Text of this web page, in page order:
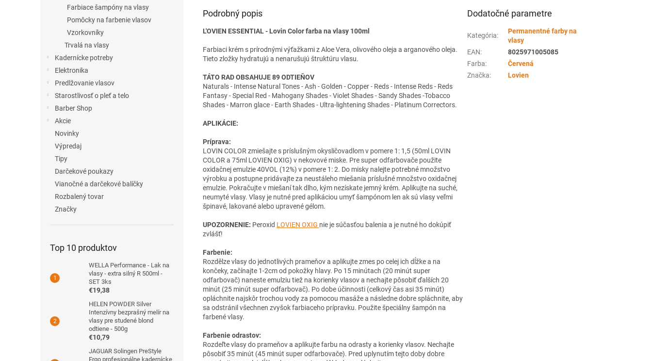
Farbiace šampóny na vlasy
Pomôcky na farbenie vlasov
Vzorkovníky
Trvalá na vlasy
Kadernícke potreby
Elektronika
Predlžovanie vlasov
Starostlivosť o pleť a telo
Barber Shop
Akcie
Novinky
Výpredaj
Tipy
Darčekové poukazy
Vianočné a darčekové balíčky
Rozbalený tovar
Značky
Top 10 produktov
WELLA Performance - Lak na
vlasy - extra silný R 500ml -
SET 3ks
€19,38
HELEN POWDER Silver
Intenzívny bezprašný melír na
vlasy pre studené blond
odtiene - 500g
€10,79
JAGUAR Solingen PreStyle
Ergo profesionálne kadernícke
Podrobný popis
L'OVIEN ESSENTIAL - Lovin Color farba na vlasy 100ml
Farbiaci krém s prírodnými výťažkami z Aloe Vera, olivového oleja a arganového oleja.
Tieto zložky hydratujú a nenarušujú štruktúru vlasu.
TÁTO RAD OBSAHUJE 89 ODTIEŇOV
Naturals - Intense Natural Tones - Ash - Golden - Copper - Reds - Intense Reds - Reds
Fantasy - Special Red - Mahogany Shades - Violet Shades - Sandy Shades -Tobacco
Shades - Marron glace - Earth Shades - Ultra-lightening Shades - Platinum Correctors.
APLIKÁCIE:
Príprava:
LOVIN COLOR zmiešajte s príslušným okysličovadlom v pomere 1: 1,5 (50ml LOVIN
COLOR a 75ml LOVIEN OXIG) v nekovové miske. Pre super odfarbovače použite
oxidačnej emulzie 40VOL (12%) v pomere 1: 2. Do misky nalejte potrebné množstvo
výrobku a postupne pridávajte za neustáleho miešania príslušné množstvo oxidačnej
emulzie. Pokračujte v miešaní tak dlho, kým nezískate jemný krém. Aplikujte na suché,
neumyté vlasy. Vlasy je nutné pred aplikáciou umyť šampónom len ak sú vlasy veľmi
špinavé, lakované alebo upravené gélom.
UPOZORNENIE: Peroxid LOVIEN OXIG nie je súčasťou balenia a je nutné ho dokúpiť
zvlášť!
Farbenie:
Rozdělze vlasy do jednotlivých prameňov a aplikujte zmes po celej ich dĺžke a na
končeky, začínajte 1-2cm od pokožky hlavy. Po 15 minútach (20 minút super
odfarbovač) naneste emulziu tiež na korienky vlasov a nechajte pôsobiť ďalších 20
minút (25 minút super odfarbovač). Po dobe účinnosti (celkový čas asi 35 minút)
opláchnite najskôr trochou vody za pomocou masáže a následne dobre spláchnite, aby
sa odstránil všechnen zvyšok farbiaceho prípravku. Použite špeciálny šampón na
farbené vlasy.
Farbenie odrastov:
Rozdeľte vlasy do prameňov a aplikujte farbu na odrasty a korienky vlasov. Nechajte
pôsobiť 35 minút (45 minút super odfarbovače). Pred uplynutím tejto doby dobre
Dodatočné parametre
Kategória:
Permanentné farby na
vlasy
EAN:
8025971005085
Farba:
Červená
Značka: Lovien